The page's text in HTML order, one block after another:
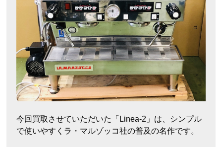
今回買取させていただいた「Linea-2」は、シンプル
で使いやすくラ・マルゾッコ社の普及の名作です。